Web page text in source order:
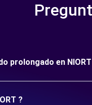
prolongado en
?